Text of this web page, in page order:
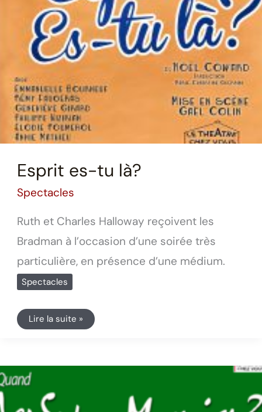
Esprit es-tu là?
Spectacles
Ruth et Charles Halloway reçoivent les
Bradman à l’occasion d’une soirée très
particulière, en présence d’une médium.
Spectacles
Lire la suite »
Les
super
Mamies